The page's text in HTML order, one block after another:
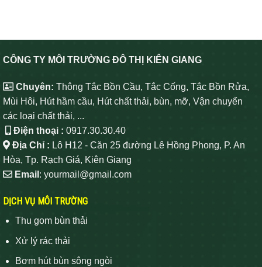
CÔNG TY MÔI TRƯỜNG ĐÔ THỊ KIÊN GIANG
Chuyên: Thông Tắc Bồn Cầu, Tắc Cống, Tắc Bồn Rửa,
Mùi Hôi, Hút hầm cầu, Hút chất thải, bùn, mỡ, Vận chuyển
các loại chất thải, ...
Điện thoại : 0917.30.30.40
Địa Chỉ : Lô H12 - Căn 25 đường Lê Hồng Phong, P. An
Hòa, Tp. Rạch Giá, Kiên Giang
Email : yourmail@gmail.com
DỊCH VỤ MÔI TRƯỜNG
Thu gom bùn thải
Xử lý rác thải
Bơm hút bùn sông ngòi